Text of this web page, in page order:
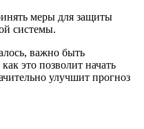
меры для защиты
системы.
важно быть
это позволит начать
улучшит прогноз